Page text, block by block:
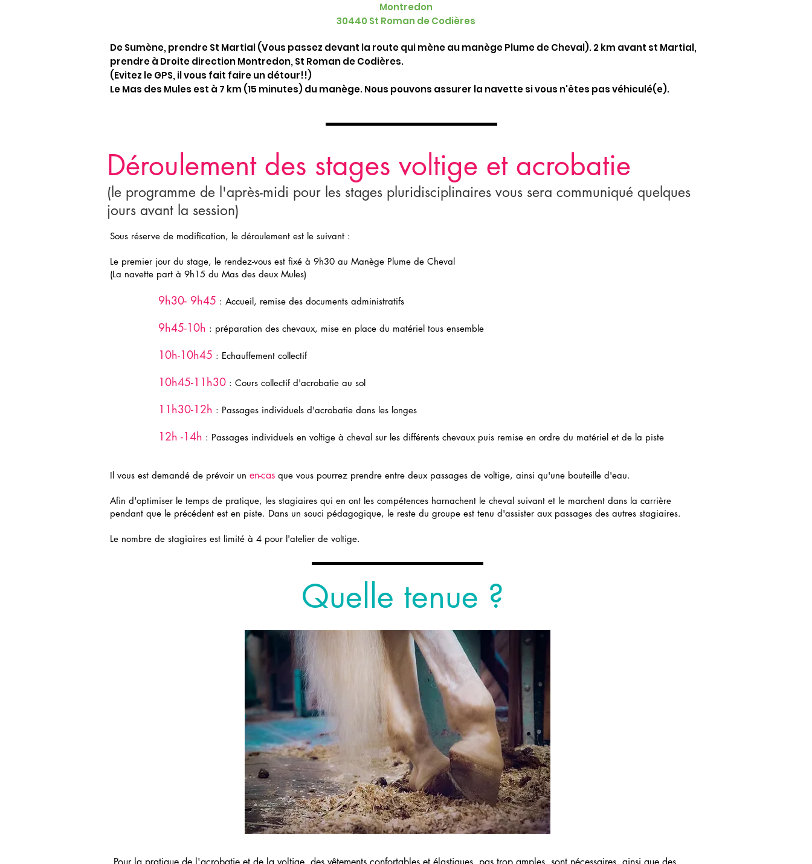
Montredon
30440 St Roman de Codières
De Sumène, prendre St Martial (Vous passez devant la route qui mène au manège Plume de Cheval). 2 km avant st Martial,
prendre à Droite direction Montredon, St Roman de Codières.
(Evitez le GPS, il vous fait faire un détour!!)
Le Mas des Mules est à 7 km (15 minutes) du manège. Nous pouvons assurer la navette si vous n'êtes pas véhiculé(e).
Déroulement des stages voltige et acrobatie
(le programme de l'après-midi pour les stages pluridisciplinaires vous sera communiqué quelques
jours avant la session)
Sous réserve de modification, le déroulement est le suivant :
Le premier jour du stage, le rendez-vous est fixé à 9h30 au Manège Plume de Cheval
(La navette part à 9h15 du Mas des deux Mules)
9h30- 9h45 : Accueil, remise des documents administratifs
9h45-10h : préparation des chevaux, mise en place du matériel tous ensemble
10h-10h45 : Echauffement collectif
10h45-11h30 : Cours collectif d'acrobatie au sol
11h30-12h : Passages individuels d'acrobatie dans les longes
12h -14h : Passages individuels en voltige à cheval sur les différents chevaux puis remise en ordre du matériel et de la piste
Il vous est demandé de prévoir un en-cas que vous pourrez prendre entre deux passages de voltige, ainsi qu'une bouteille d'eau.
Afin d'optimiser le temps de pratique, les stagiaires qui en ont les compétences harnachent le cheval suivant et le marchent dans la carrière
pendant que le précédent est en piste. Dans un souci pédagogique, le reste du groupe est tenu d'assister aux passages des autres stagiaires.
Le nombre de stagiaires est limité à 4 pour l'atelier de voltige.
Quelle tenue ?